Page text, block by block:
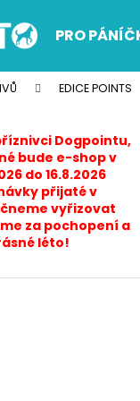
PRO
EDICE POINTS
Dogpointu,
bude e-shop v
do 16.8.2026
přijaté v
vyřizovat
za pochopení a
léto!